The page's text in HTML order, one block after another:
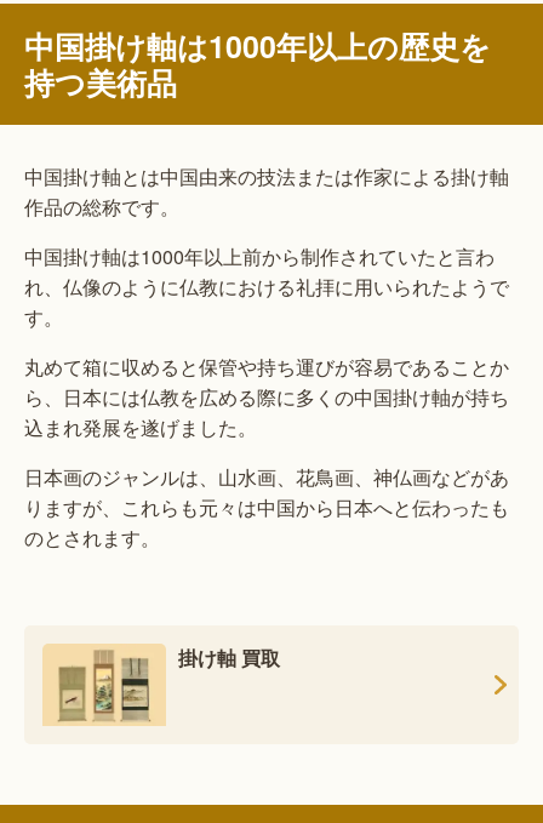
中国掛け軸は1000年以上の歴史を
持つ美術品
中国掛け軸とは中国由来の技法または作家による掛け軸
作品の総称です。
中国掛け軸は1000年以上前から制作されていたと言わ
れ、仏像のように仏教における礼拝に用いられたようで
す。
丸めて箱に収めると保管や持ち運びが容易であることか
ら、日本には仏教を広める際に多くの中国掛け軸が持ち
込まれ発展を遂げました。
日本画のジャンルは、山水画、花鳥画、神仏画などがあ
りますが、これらも元々は中国から日本へと伝わったも
のとされます。
掛け軸 買取